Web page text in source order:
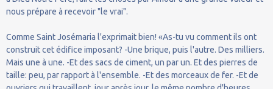
nous prépare à recevoir "le vrai".
Comme Saint Josémaria l'exprimait bien! «As-tu vu comment ils ont
construit cet édifice imposant? -Une brique, puis l'autre. Des milliers.
Mais une à une. -Et des sacs de ciment, un par un. Et des pierres de
taille: peu, par rapport à l'ensemble. -Et des morceaux de fer. -Et de